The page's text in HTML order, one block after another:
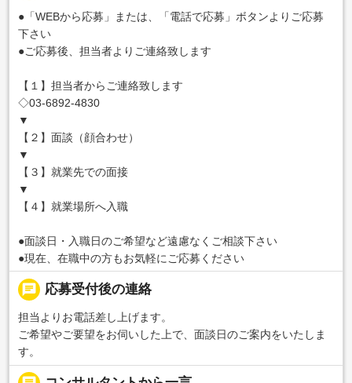
●「WEBから応募」または、「電話で応募」ボタンよりご応募
下さい
●ご応募後、担当者よりご連絡致します
【１】担当者からご連絡致します
◇03-6892-4830
▼
【２】面談（顔合わせ）
▼
【３】就業先での面接
▼
【４】就業場所へ入職
●面談日・入職日のご希望など遠慮なくご相談下さい
●現在、在職中の方もお気軽にご応募ください
chat 応募受付後の連絡
担当よりお電話差し上げます。
ご希望やご要望をお伺いした上で、面談日のご案内をいたしま
す。